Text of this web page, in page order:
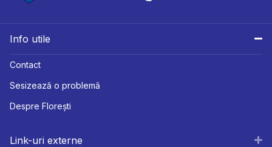
Info utile
Contact
Sesizează o problemă
Despre Florești
Link-uri externe